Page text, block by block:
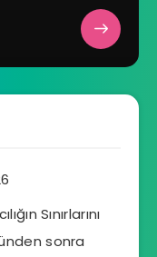
Sınırlarını
sonra